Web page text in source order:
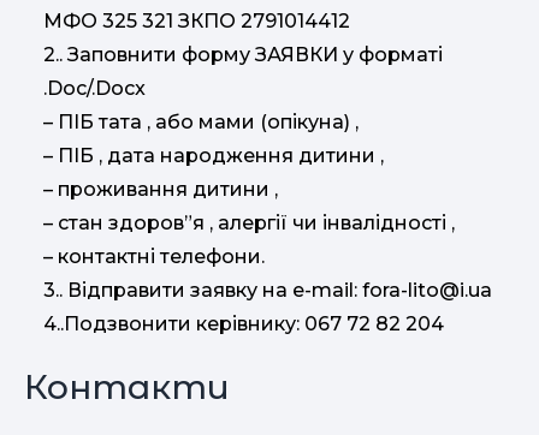
МФО 325 321 ЗКПО 2791014412
2.. Заповнити форму ЗАЯВКИ у форматі
.Doc/.Docx
– ПІБ тата , або мами (опікуна) ,
– ПІБ , дата народження дитини ,
– проживання дитини ,
– стан здоров”я , алергії чи інвалідності ,
– контактні телефони.
3.. Відправити заявку на e-mail: fora-lito@i.ua
4..Подзвонити керівнику: 067 72 82 204
Контакти